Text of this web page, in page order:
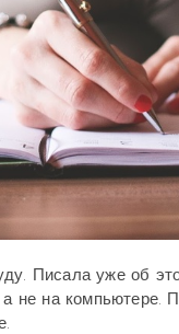
Писала уже об
не на компьютере.